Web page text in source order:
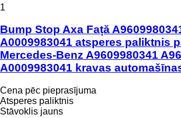
1
Bump Stop Axa Față
A0009983041 atsperes paliktnis
Mercedes-Benz A9609980341
A0009983041 kravas
Cena pēc pieprasījuma
Atsperes paliktnis
Stāvoklis jauns